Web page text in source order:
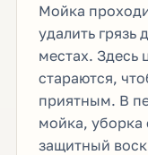
Мойка
удалить грязь
местах. Здесь
стараются,
приятным. В
мойка, уборка
защитный